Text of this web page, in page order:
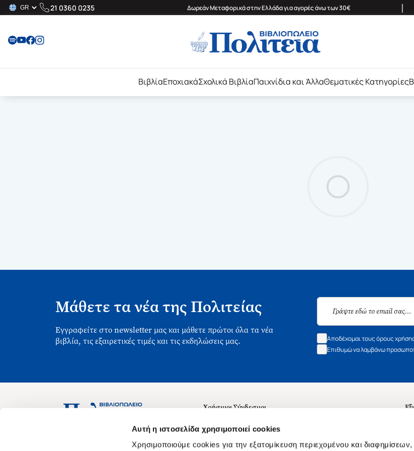
Αυτή η ιστοσελίδα χρησιμοποιεί cookies
Χρησιμοποιούμε cookies για την εξατομίκευση περιεχομένου και
21 0360 0235 Δωρεάν Μεταφορικά στην Ελλάδα για αγορές άνω των 30€ |
ΒιβλίαΕποχιακάΣχολικά ΒιβλίαΠαιχνίδια και ΆλλαΘεματικές Κατηγορίες
Μάθετε τα νέα της Πολιτείας
Εγγραφείτε στο newsletter μας και μάθετε πρώτοι όλα τα νέα
βιβλία, τις εξαιρετικές τιμές και τις εκδηλώσεις μας.
Αποδέχομαι τους όρους
Επιθυμώ να λαμβάνω
Ασκληπιού 1-3, Αθήνα 106 79
Χρήσιμοι Σύνδεσμοι
Σχετικά με εμάς
Θέσεις Εργασίας